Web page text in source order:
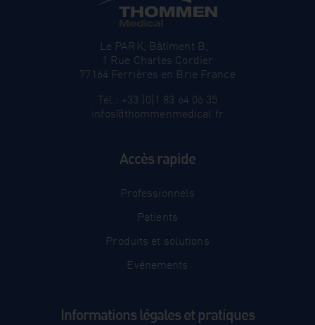
Le PARK, Bâtiment B,
1 Rue Charles Cordier
77164 Ferrières en Brie France
Tél.: +33 (0)1 83 64 06 35
infos@thommenmedical.fr
Accès rapide
Professionnels
Patients
Produits et solutions
Evénements
Informations légales et pratiques